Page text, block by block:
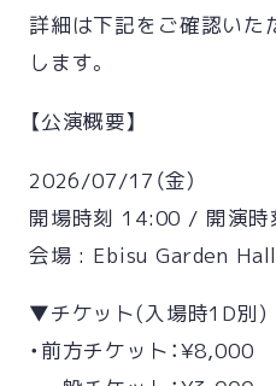
詳細は下記をご確認いた
します。
【公演概要】
2026/07/17（金）
開場時刻 14:00 / 開演
会場 : Ebisu Garden Hall
▼チケット(入場時1D別)
・前方チケット：¥8,000